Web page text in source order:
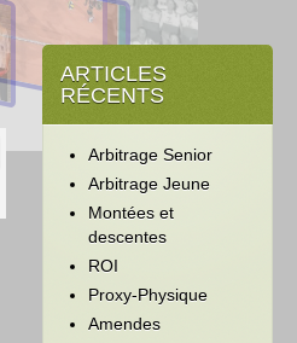
ARTICLES
RÉCENTS
Arbitrage Senior
Arbitrage Jeune
Montées et
descentes
ROI
Proxy-Physique
Amendes